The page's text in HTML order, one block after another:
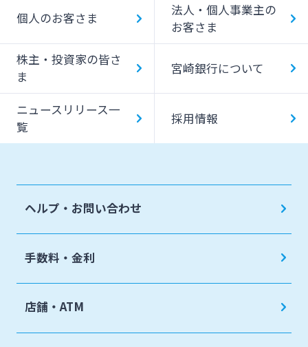
株主・投資家の皆さま
宮崎銀行について
ニュースリリース一覧
お問い合わせ先一覧
個人のお客さま
法人・個人事業主の
お客さま
株主・投資家の皆さ
ま
宮崎銀行について
ニュースリリース一
覧
採用情報
ヘルプ・お問い合わせ
手数料・金利
店舗・ATM